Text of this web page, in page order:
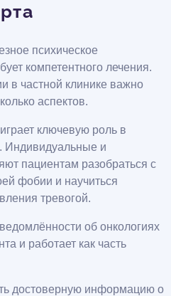
психическое
компетентного лечения.
в частной клинике важно
аспектов.
ключевую роль в
Индивидуальные и
пациентам разобраться с
фобии и научиться
тревогой.
об онкологиях
и работает как часть
достоверную информацию о